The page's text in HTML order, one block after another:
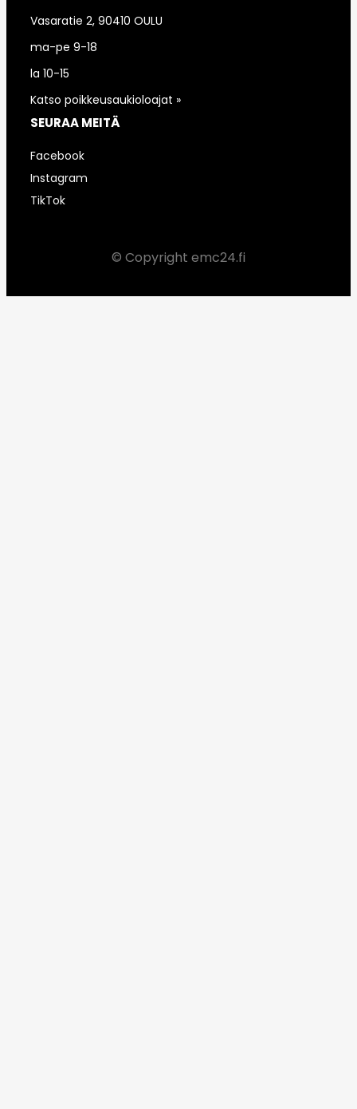
Vasaratie 2, 90410 OULU
ma-pe 9-18
la 10-15
Katso poikkeusaukioloajat »
SEURAA MEITÄ
Facebook
Instagram
TikTok
© Copyright emc24.fi